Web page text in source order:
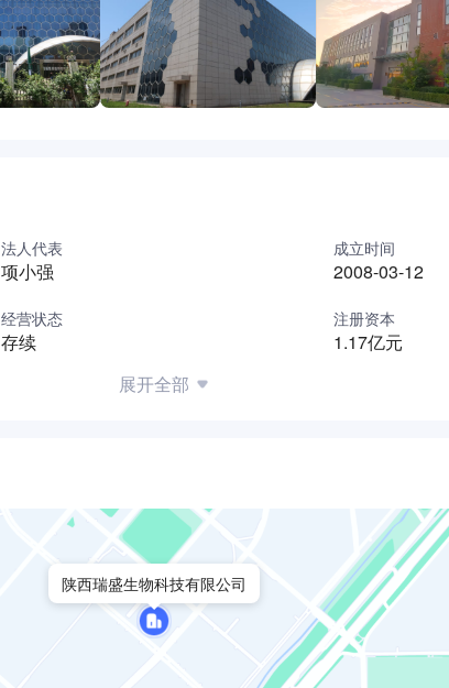
法人代表
项小强
成立时间
2008-03-12
经营状态
存续
注册资本
1.17亿元
展开全部
陕西瑞盛生物科技有限公司